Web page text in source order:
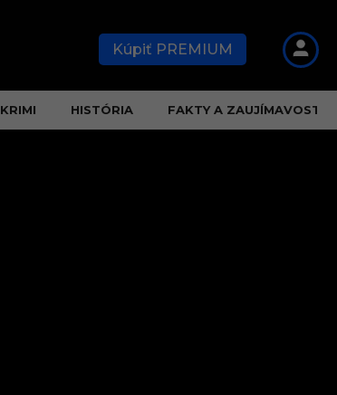
Kúpiť PREMIUM
KRIMI HISTÓRIA FAKTY A ZAUJÍMAVOSTI